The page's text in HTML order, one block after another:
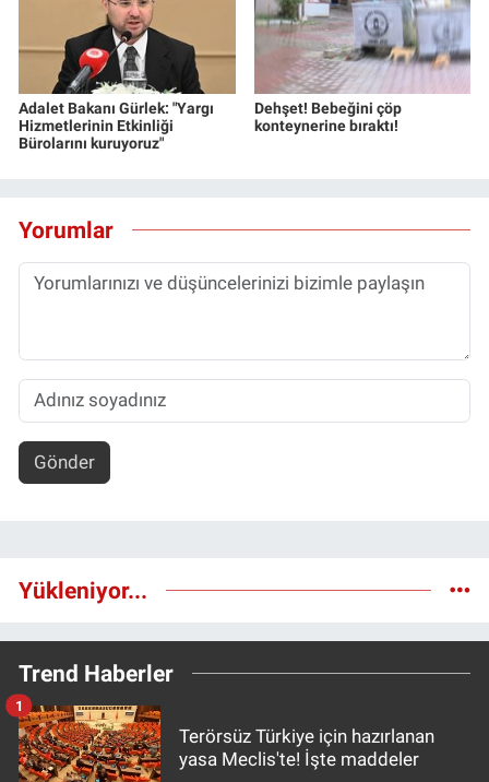
Adalet Bakanı Gürlek: "Yargı
Hizmetlerinin Etkinliği
Bürolarını kuruyoruz"
Dehşet! Bebeğini çöp
konteynerine bıraktı!
Yorumlar
Gönder
Yükleniyor...
Trend Haberler
Terörsüz Türkiye için hazırlanan
yasa Meclis'te! İşte maddeler
1